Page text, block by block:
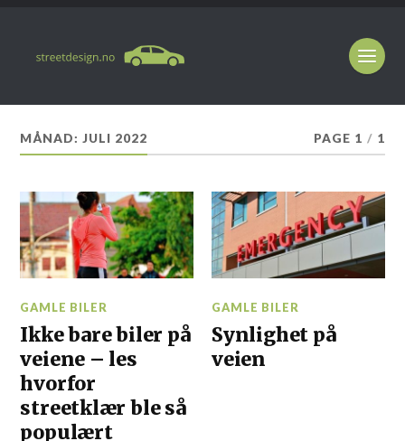
MÅNAD:JULI 2022 PAGE 1 / 1
GAMLE BILER
Ikke bare biler på
veiene – les
hvorfor
streetklær ble så
populært
GAMLE BILER
Synlighet på
veien